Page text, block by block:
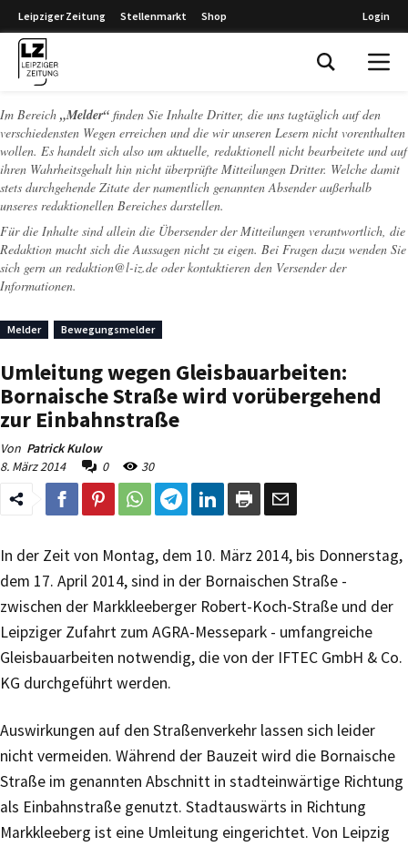
Leipziger Zeitung Stellenmarkt Shop Login
Im Bereich „Melder“ finden Sie Inhalte Dritter, die uns tagtäglich auf den
verschiedensten Wegen erreichen und die wir unseren Lesern nicht vorenthalten
wollen. Es handelt sich also um aktuelle, redaktionell nicht bearbeitete und auf
ihren Wahrheitsgehalt hin nicht überprüfte Mitteilungen Dritter. Welche damit
stets durchgehende Zitate der namentlich genannten Absender außerhalb
unseres redaktionellen Bereiches darstellen.
Für die Inhalte sind allein die Übersender der Mitteilungen verantwortlich, die
Redaktion macht sich die Aussagen nicht zu eigen. Bei Fragen dazu wenden Sie
sich gern an redaktion@l-iz.de oder kontaktieren den Versender der
Informationen.
Melder Bewegungsmelder
Umleitung wegen Gleisbauarbeiten:
Bornaische Straße wird vorübergehend
zur Einbahnstraße
Von Patrick Kulow
8. März 2014
0 30
In der Zeit von Montag, dem 10. März 2014, bis Donnerstag,
dem 17. April 2014, sind in der Bornaischen Straße -
zwischen der Markkleeberger Robert-Koch-Straße und der
Leipziger Zufahrt zum AGRA-Messepark - umfangreiche
Gleisbauarbeiten notwendig, die von der IFTEC GmbH & Co.
KG durchgeführt werden.
Auswirkungen auf den Straßenverkehr lassen sich leider
nicht vermeiden. Während der Bauzeit wird die Bornaische
Straße im genannten Abschnitt in stadteinwärtige Richtung
als Einbahnstraße genutzt. Stadtauswärts in Richtung
Markkleeberg ist eine Umleitung eingerichtet. Von Leipzig